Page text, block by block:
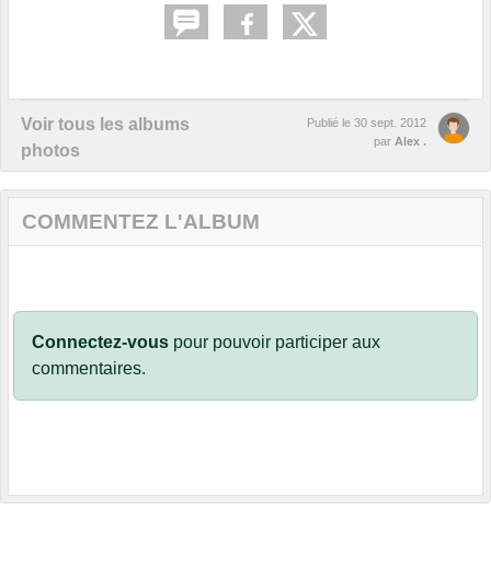
Voir tous les albums
photos
Publié le 30 sept. 2012
par Alex .
COMMENTEZ L'ALBUM
Connectez-vous pour pouvoir participer aux
commentaires.